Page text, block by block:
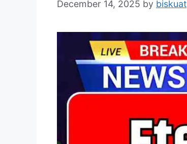
December 14, 2025 by biskuat